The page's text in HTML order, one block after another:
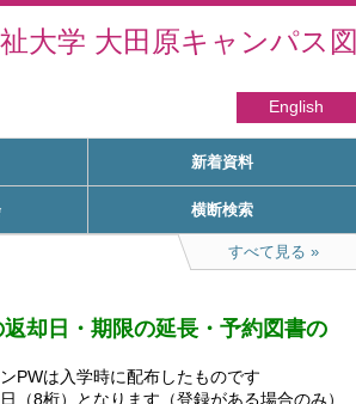
大学 大田原キャンパス
English
新着資料
横断検索
すべて見る
却日・期限の延長・予約図書の
PWは入学時に配布したものです
（8桁）となります（登録がある場合のみ）